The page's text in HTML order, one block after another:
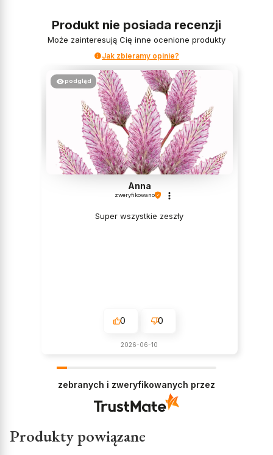
Produkt nie posiada recenzji
Może zainteresują Cię inne ocenione produkty
Jak zbieramy opinie?
podgląd
Anna
zweryfikowano
Super wszystkie zeszły
0 0
2026-06-10
zebranych i zweryfikowanych przez
Produkty powiązane